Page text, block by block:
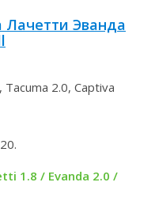
Лачетти Эванда
2.0, Captiva
1.8 / Evanda 2.0 /